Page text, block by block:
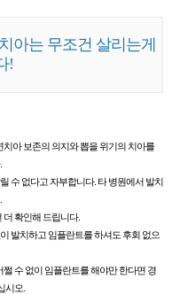
아는 무조건 살리는게
!
아 보존의 의지와 뽑을 위기의 치아를
수 없다고 자부합니다. 타 병원에서 발치
확인해 드립니다.
발치하고 임플란트를 하셔도 후회 없으
수 없이 임플란트를 해야만 한다면 경
시오.